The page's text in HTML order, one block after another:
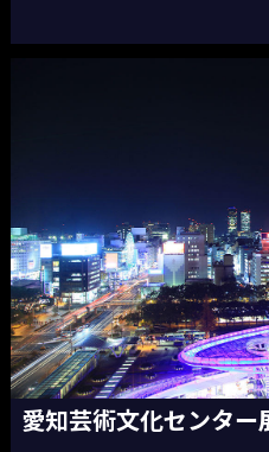
愛知芸術文化センター